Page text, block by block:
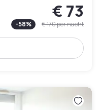
€ 73
-58% € 170per nacht